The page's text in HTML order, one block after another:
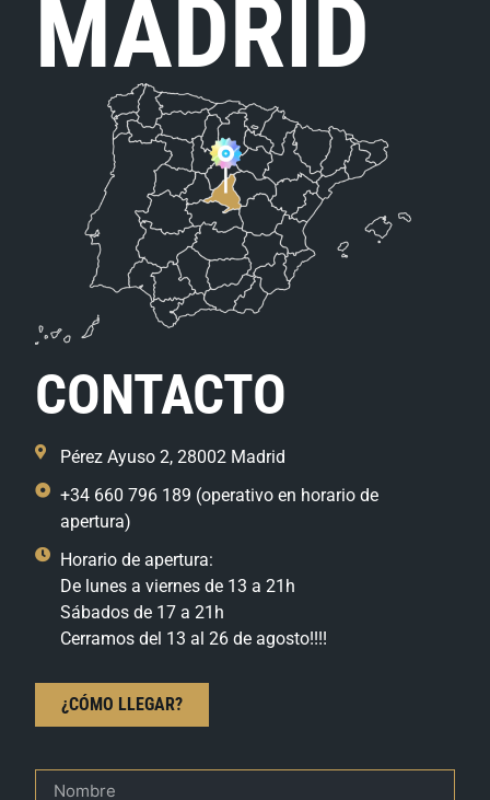
MADRID
CONTACTO
Pérez Ayuso 2, 28002 Madrid
+34 660 796 189 (operativo en horario de
apertura)
Horario de apertura:
De lunes a viernes de 13 a 21h
Sábados de 17 a 21h
Cerramos del 13 al 26 de agosto!!!!
¿CÓMO LLEGAR?